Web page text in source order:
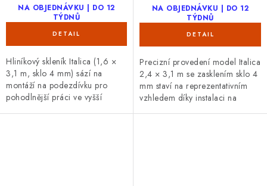
NA OBJEDNÁVKU | DO 12
TÝDNŮ
Hliníkový skleník Italica (1,6 ×
3,1 m, sklo 4 mm) sází na
montáží na podezdívku pro
pohodlnější práci ve vyšší
NA OBJEDNÁVKU | DO 12
TÝDNŮ
Precizní provedení model Italica
2,4 × 3,1 m se zasklením sklo 4
mm staví na reprezentativním
vzhledem díky instalaci na